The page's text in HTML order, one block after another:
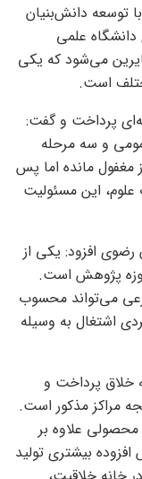
توسعه دانش‌بنیان
دانشگاه علمی‌
می‌شود که یکی
است.
پرداخت و گفت:
و سه مرحله
مانده اما پس
این مسئولیت
افزود: یکی از
پژوهش است.
می‌تواند محسوب
اشتغال به وسیله
خلاق پرداخت و
مراکز مذکور است.
علاوه‌ بر
بیشتری تولید